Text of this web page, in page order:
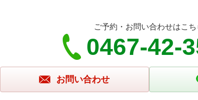
ご予約・お問い合わせはこち
0467-42-
お問い合わせ